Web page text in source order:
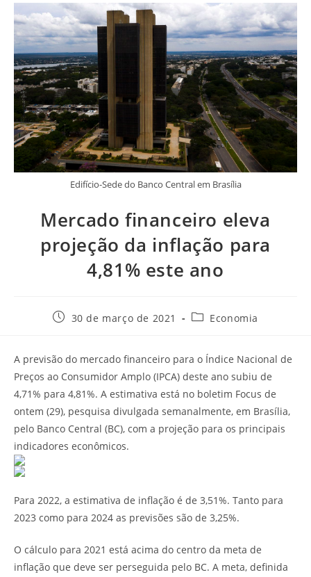
Edifício-Sede do Banco Central em Brasília
Mercado financeiro eleva
projeção da inflação para
4,81% este ano
30 de março de 2021 Economia
A previsão do mercado financeiro para o Índice Nacional de
Preços ao Consumidor Amplo (IPCA) deste ano subiu de
4,71% para 4,81%. A estimativa está no boletim Focus de
ontem (29), pesquisa divulgada semanalmente, em Brasília,
pelo Banco Central (BC), com a projeção para os principais
indicadores econômicos.
Para 2022, a estimativa de inflação é de 3,51%. Tanto para
2023 como para 2024 as previsões são de 3,25%.
O cálculo para 2021 está acima do centro da meta de
inflação que deve ser perseguida pelo BC. A meta, definida